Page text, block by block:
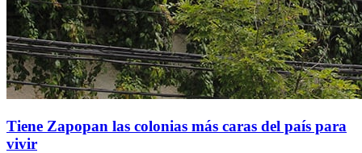
Tiene Zapopan las colonias más caras del país para
vivir